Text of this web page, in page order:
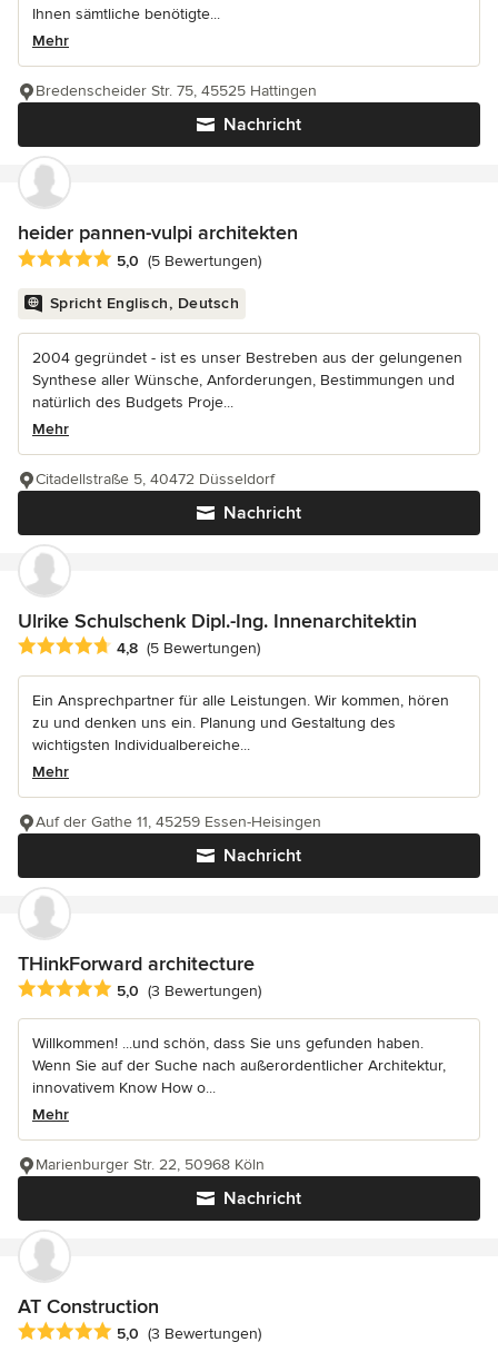
Ihnen sämtliche benötigte...
Mehr
Nachricht
Bredenscheider Str. 75, 45525 Hattingen
heider pannen-vulpi architekten
Durchschnittliche Bewertung: 5 von 5 Sternen
5,0 (5 Bewertungen)
Spricht Englisch, Deutsch
2004 gegründet - ist es unser Bestreben aus der gelungenen
Synthese aller Wünsche, Anforderungen, Bestimmungen und
natürlich des Budgets Proje...
Mehr
Nachricht
Citadellstraße 5, 40472 Düsseldorf
Ulrike Schulschenk Dipl.-Ing. Innenarchitektin
Durchschnittliche Bewertung: 4.8 von 5 Sternen
4,8 (5 Bewertungen)
Ein Ansprechpartner für alle Leistungen. Wir kommen, hören
zu und denken uns ein. Planung und Gestaltung des
wichtigsten Individualbereiche...
Mehr
Nachricht
Auf der Gathe 11, 45259 Essen-Heisingen
THinkForward architecture
Durchschnittliche Bewertung: 5 von 5 Sternen
5,0 (3 Bewertungen)
Willkommen! ...und schön, dass Sie uns gefunden haben.
Wenn Sie auf der Suche nach außerordentlicher Architektur,
innovativem Know How o...
Mehr
Nachricht
Marienburger Str. 22, 50968 Köln
AT Construction
Durchschnittliche Bewertung: 5 von 5 Sternen
5,0 (3 Bewertungen)